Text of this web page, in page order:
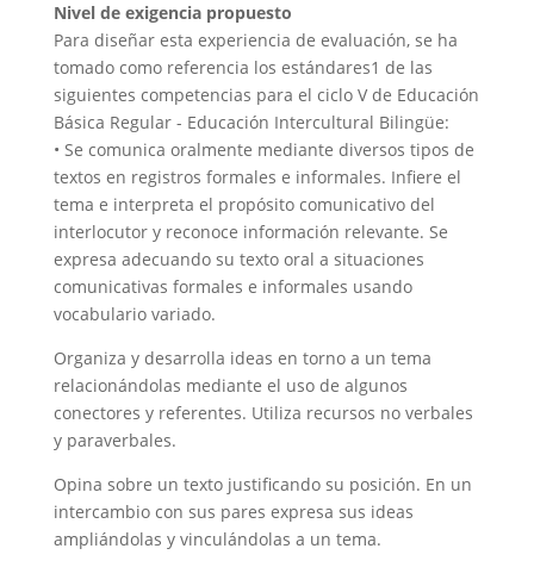
Nivel de exigencia propuesto
Para diseñar esta experiencia de evaluación, se ha
tomado como referencia los estándares1 de las
siguientes competencias para el ciclo V de Educación
Básica Regular - Educación Intercultural Bilingüe:
• Se comunica oralmente mediante diversos tipos de
textos en registros formales e informales. Infiere el
tema e interpreta el propósito comunicativo del
interlocutor y reconoce información relevante. Se
expresa adecuando su texto oral a situaciones
comunicativas formales e informales usando
vocabulario variado.
Organiza y desarrolla ideas en torno a un tema
relacionándolas mediante el uso de algunos
conectores y referentes. Utiliza recursos no verbales
y paraverbales.
Opina sobre un texto justificando su posición. En un
intercambio con sus pares expresa sus ideas
ampliándolas y vinculándolas a un tema.